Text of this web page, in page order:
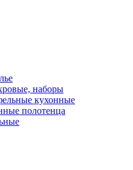
наборы
кухонные
полотенца